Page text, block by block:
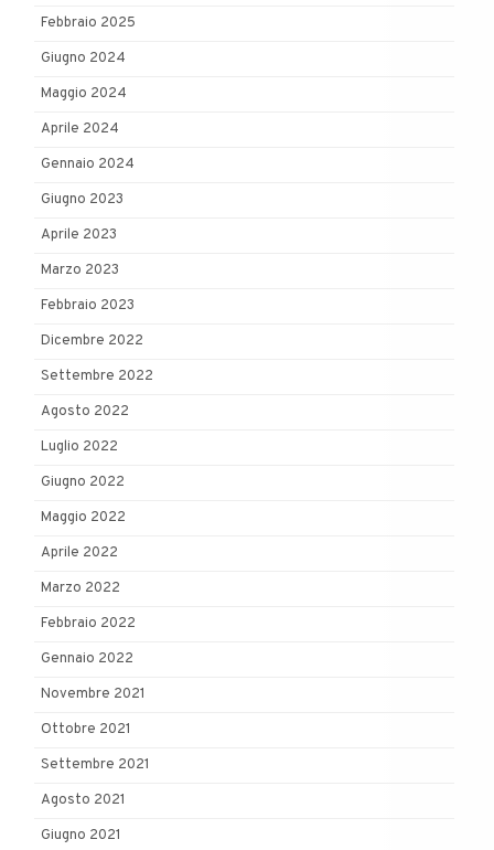
Febbraio 2025
Giugno 2024
Maggio 2024
Aprile 2024
Gennaio 2024
Giugno 2023
Aprile 2023
Marzo 2023
Febbraio 2023
Dicembre 2022
Settembre 2022
Agosto 2022
Luglio 2022
Giugno 2022
Maggio 2022
Aprile 2022
Marzo 2022
Febbraio 2022
Gennaio 2022
Novembre 2021
Ottobre 2021
Settembre 2021
Agosto 2021
Giugno 2021